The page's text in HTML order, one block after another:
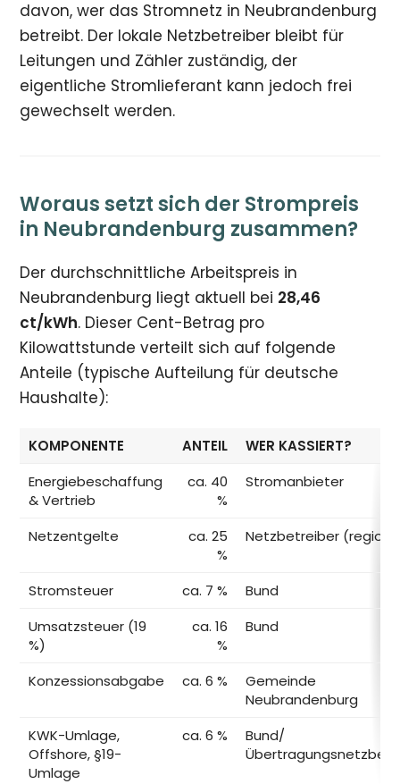
davon, wer das Stromnetz in Neubrandenburg
betreibt. Der lokale Netzbetreiber bleibt für
Leitungen und Zähler zuständig, der
eigentliche Stromlieferant kann jedoch frei
gewechselt werden.
Woraus setzt sich der Strompreis
in Neubrandenburg zusammen?
Der durchschnittliche Arbeitspreis in
Neubrandenburg liegt aktuell bei 28,46
ct/kWh. Dieser Cent-Betrag pro
Kilowattstunde verteilt sich auf folgende
Anteile (typische Aufteilung für deutsche
Haushalte):
KOMPONENTE ANTEIL
WER KASSIERT?
Energiebeschaffung
& Vertrieb
ca. 40
%
Stromanbieter
Netzentgelte
ca. 25
%
Netzbetreiber
Stromsteuer ca. 7 %
Bund
Umsatzsteuer (19
%)
ca. 16
%
Bund
Konzessionsabgabe ca. 6 %
Gemeinde
Neubrandenburg
KWK-Umlage,
Offshore, §19-
Umlage
ca. 6 %
Bund/